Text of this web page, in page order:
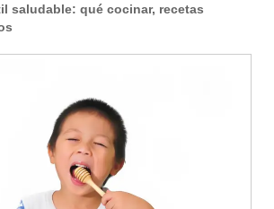
saludable: qué cocinar, recetas